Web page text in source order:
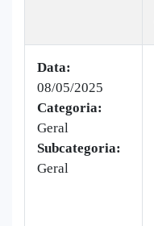
Data:
08/05/2025
Categoria:
Geral
Subcategoria:
Geral